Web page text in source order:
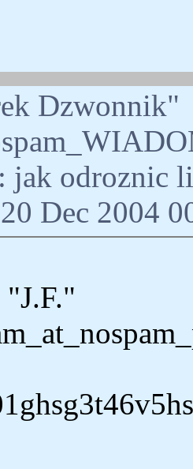
Dzwonnik"
jak odroznic
Dec 2004